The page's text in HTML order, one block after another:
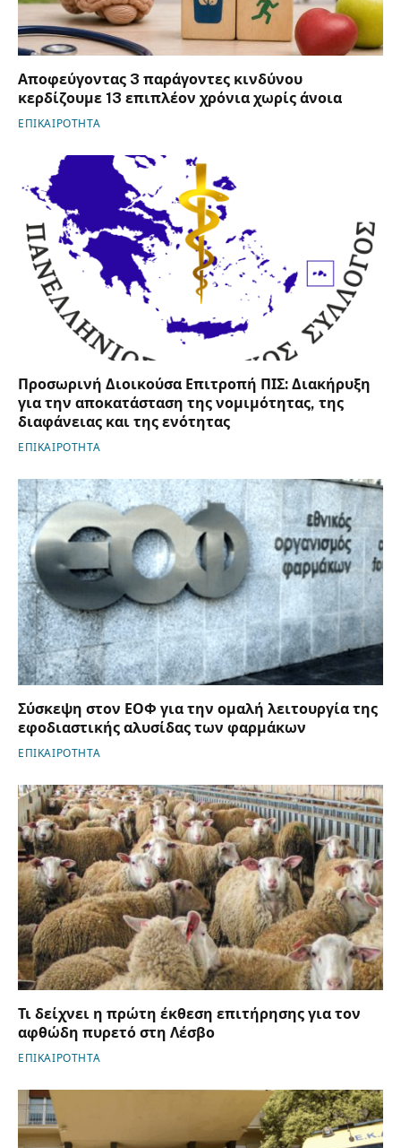
Αποφεύγοντας 3 παράγοντες κινδύνου
κερδίζουμε 13 επιπλέον χρόνια χωρίς άνοια
ΕΠΙΚΑΙΡΟΤΗΤΑ
Προσωρινή Διοικούσα Επιτροπή ΠΙΣ: Διακήρυξη
για την αποκατάσταση της νομιμότητας, της
διαφάνειας και της ενότητας
ΕΠΙΚΑΙΡΟΤΗΤΑ
Σύσκεψη στον ΕΟΦ για την ομαλή λειτουργία της
εφοδιαστικής αλυσίδας των φαρμάκων
ΕΠΙΚΑΙΡΟΤΗΤΑ
Τι δείχνει η πρώτη έκθεση επιτήρησης για τον
αφθώδη πυρετό στη Λέσβο
ΕΠΙΚΑΙΡΟΤΗΤΑ